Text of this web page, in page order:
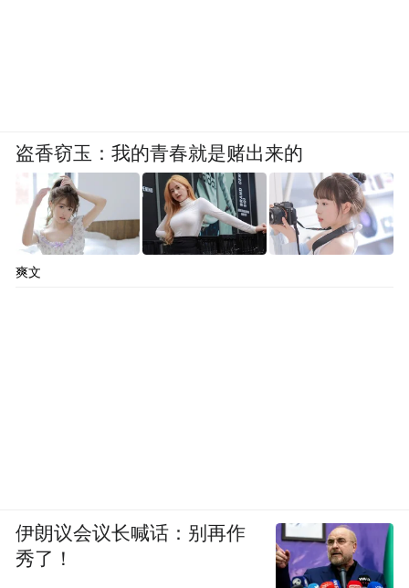
盗香窃玉：我的青春就是赌出来的
爽文
伊朗议会议长喊话：别再作
秀了！